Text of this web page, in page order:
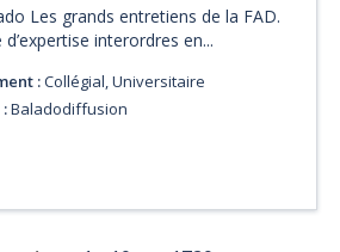
Les grands entretiens de la FAD.
interordres en...
:Collégial, Universitaire
Baladodiffusion